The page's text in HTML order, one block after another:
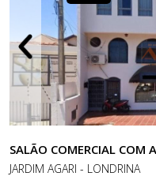
SALÃO COMERCIAL COM
JARDIM AGARI - LONDRINA